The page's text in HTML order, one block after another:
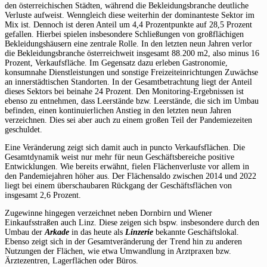
den österreichischen Städten, während die Bekleidungsbranche deutliche
Verluste aufweist. Wenngleich diese weiterhin der dominanteste Sektor im
Mix ist. Dennoch ist deren Anteil um 4,4 Prozentpunkte auf 28,5 Prozent
gefallen. Hierbei spielen insbesondere Schließungen von großflächigen
Bekleidungshäusern eine zentrale Rolle. In den letzten neun Jahren verlor
die Bekleidungsbranche österreichweit insgesamt 88.200 m2, also minus 16
Prozent, Verkaufsfläche. Im Gegensatz dazu erleben Gastronomie,
konsumnahe Dienstleistungen und sonstige Freizeiteinrichtungen Zuwächse
an innerstädtischen Standorten. In der Gesamtbetrachtung liegt der Anteil
dieses Sektors bei beinahe 24 Prozent. Den Monitoring-Ergebnissen ist
ebenso zu entnehmen, dass Leerstände bzw. Leerstände, die sich im Umbau
befinden, einen kontinuierlichen Anstieg in den letzten neun Jahren
verzeichnen. Dies sei aber auch zu einem großen Teil der Pandemiezeiten
geschuldet.
Eine Veränderung zeigt sich damit auch in puncto Verkaufsflächen. Die
Gesamtdynamik weist nur mehr für neun Geschäftsbereiche positive
Entwicklungen. Wie bereits erwähnt, fielen Flächenverluste vor allem in
den Pandemiejahren höher aus. Der Flächensaldo zwischen 2014 und 2022
liegt bei einem überschaubaren Rückgang der Geschäftsflächen von
insgesamt 2,6 Prozent.
Zugewinne hingegen verzeichnet neben Dornbirn und Wiener
Einkaufsstraßen auch Linz. Diese zeigen sich bspw. insbesondere durch den
Umbau der Arkade in das heute als Linzerie bekannte Geschäftslokal.
Ebenso zeigt sich in der Gesamtveränderung der Trend hin zu anderen
Nutzungen der Flächen, wie etwa Umwandlung in Arztpraxen bzw.
Ärztezentren, Lagerflächen oder Büros.